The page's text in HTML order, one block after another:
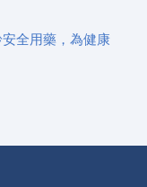
全用藥，為健康